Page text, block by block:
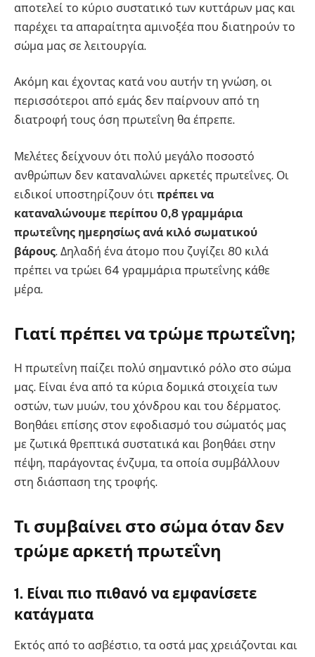
αποτελεί το κύριο συστατικό των κυττάρων μας και
παρέχει τα απαραίτητα αμινοξέα που διατηρούν το
σώμα μας σε λειτουργία.
Ακόμη και έχοντας κατά νου αυτήν τη γνώση, οι
περισσότεροι από εμάς δεν παίρνουν από τη
διατροφή τους όση πρωτεΐνη θα έπρεπε.
Μελέτες δείχνουν ότι πολύ μεγάλο ποσοστό
ανθρώπων δεν καταναλώνει αρκετές πρωτεΐνες. Οι
ειδικοί υποστηρίζουν ότι πρέπει να
καταναλώνουμε περίπου 0,8 γραμμάρια
πρωτεΐνης ημερησίως ανά κιλό σωματικού
βάρους. Δηλαδή ένα άτομο που ζυγίζει 80 κιλά
πρέπει να τρώει 64 γραμμάρια πρωτεΐνης κάθε
μέρα.
Γιατί πρέπει να τρώμε πρωτεΐνη;
Η πρωτεΐνη παίζει πολύ σημαντικό ρόλο στο σώμα
μας. Είναι ένα από τα κύρια δομικά στοιχεία των
οστών, των μυών, του χόνδρου και του δέρματος.
Βοηθάει επίσης στον εφοδιασμό του σώματός μας
με ζωτικά θρεπτικά συστατικά και βοηθάει στην
πέψη, παράγοντας ένζυμα, τα οποία συμβάλλουν
στη διάσπαση της τροφής.
Τι συμβαίνει στο σώμα όταν δεν
τρώμε αρκετή πρωτεΐνη
1. Είναι πιο πιθανό να εμφανίσετε
κατάγματα
Εκτός από το ασβέστιο, τα οστά μας χρειάζονται και